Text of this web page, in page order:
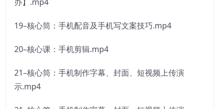
19–核心筒：手机配音及手机写文案技巧.mp4
20–核心课：手机剪辑.mp4
21–核心筒：手机制作字幕、封面、短视频上传演
示.mp4